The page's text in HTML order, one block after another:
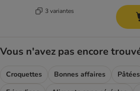
3 variantes
Vous n'avez pas encore
Croquettes Bonnes affaires Pâtées